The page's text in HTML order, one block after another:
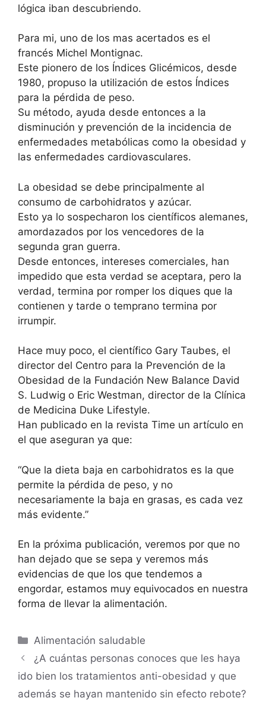
lógica iban descubriendo.
Para mi, uno de los mas acertados es el
francés Michel Montignac.
Este pionero de los Índices Glicémicos, desde
1980, propuso la utilización de estos Índices
para la pérdida de peso.
Su método, ayuda desde entonces a la
disminución y prevención de la incidencia de
enfermedades metabólicas como la obesidad y
las enfermedades cardiovasculares.
La obesidad se debe principalmente al
consumo de carbohidratos y azúcar.
Esto ya lo sospecharon los científicos alemanes,
amordazados por los vencedores de la
segunda gran guerra.
Desde entonces, intereses comerciales, han
impedido que esta verdad se aceptara, pero la
verdad, termina por romper los diques que la
contienen y tarde o temprano termina por
irrumpir.
Hace muy poco, el científico Gary Taubes, el
director del Centro para la Prevención de la
Obesidad de la Fundación New Balance David
S. Ludwig o Eric Westman, director de la Clínica
de Medicina Duke Lifestyle.
Han publicado en la revista Time un artículo en
el que aseguran ya que:
“Que la dieta baja en carbohidratos es la que
permite la pérdida de peso, y no
necesariamente la baja en grasas, es cada vez
más evidente.”
En la próxima publicación, veremos por que no
han dejado que se sepa y veremos más
evidencias de que los que tendemos a
engordar, estamos muy equivocados en nuestra
forma de llevar la alimentación.
Alimentación saludable
¿A cuántas personas conoces que les haya
ido bien los tratamientos anti-obesidad y que
además se hayan mantenido sin efecto rebote?